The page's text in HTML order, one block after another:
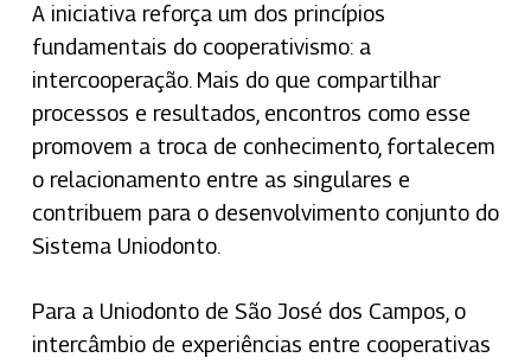
A iniciativa reforça um dos princípios
fundamentais do cooperativismo: a
intercooperação. Mais do que compartilhar
processos e resultados, encontros como esse
promovem a troca de conhecimento, fortalecem
o relacionamento entre as singulares e
contribuem para o desenvolvimento conjunto do
Sistema Uniodonto.
Para a Uniodonto de São José dos Campos, o
intercâmbio de experiências entre cooperativas